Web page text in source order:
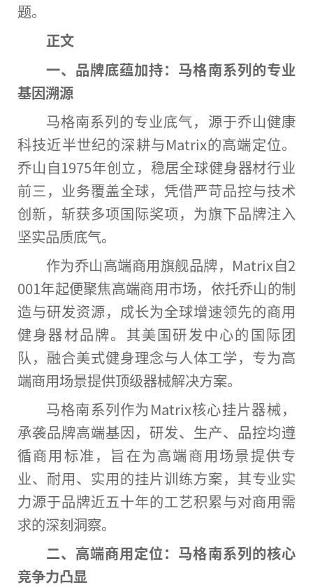
题。
正文
一、品牌底蕴加持：马格南系列的专业
基因溯源
马格南系列的专业底气，源于乔山健康
科技近半世纪的深耕与Matrix的高端定位。
乔山自1975年创立，稳居全球健身器材行业
前三，业务覆盖全球，凭借严苛品控与技术
创新，斩获多项国际奖项，为旗下品牌注入
坚实品质底气。
作为乔山高端商用旗舰品牌，Matrix自2
001年起便聚焦高端商用市场，依托乔山的制
造与研发资源，成长为全球增速领先的商用
健身器材品牌。其美国研发中心的国际团
队，融合美式健身理念与人体工学，专为高
端商用场景提供顶级器械解决方案。
马格南系列作为Matrix核心挂片器械，
承袭品牌高端基因，研发、生产、品控均遵
循商用标准，旨在为高端商用场景提供专
业、耐用、实用的挂片训练方案，其专业实
力源于品牌近五十年的工艺积累与对商用需
求的深刻洞察。
二、高端商用定位：马格南系列的核心
竞争力凸显